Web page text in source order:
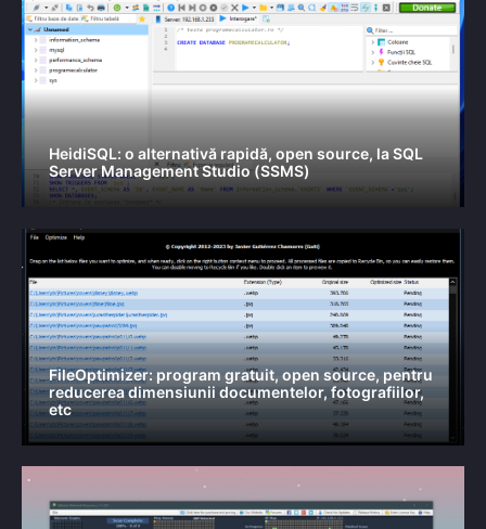
HeidiSQL: o alternativă rapidă, open source, la SQL
Server Management Studio (SSMS)
FileOptimizer: program gratuit, open source, pentru
reducerea dimensiunii documentelor, fotografiilor,
etc